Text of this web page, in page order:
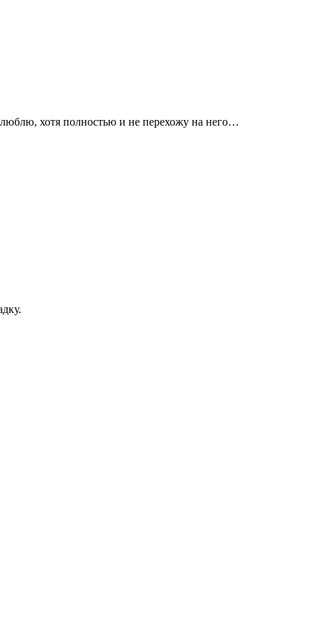
хотя полностью и не перехожу на него…